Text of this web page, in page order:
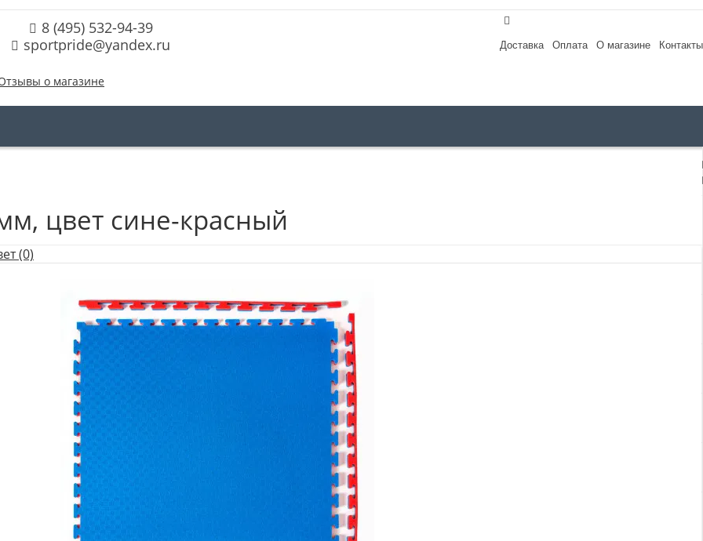
Доставка Оплата О магазине Контакты
8 (495) 532-94-39
sportpride@yandex.ru
о магазине
цвет сине-красный
(0)